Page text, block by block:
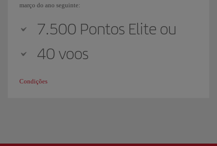
março do ano seguinte:
7.500 Pontos Elite ou
40 voos
Condições